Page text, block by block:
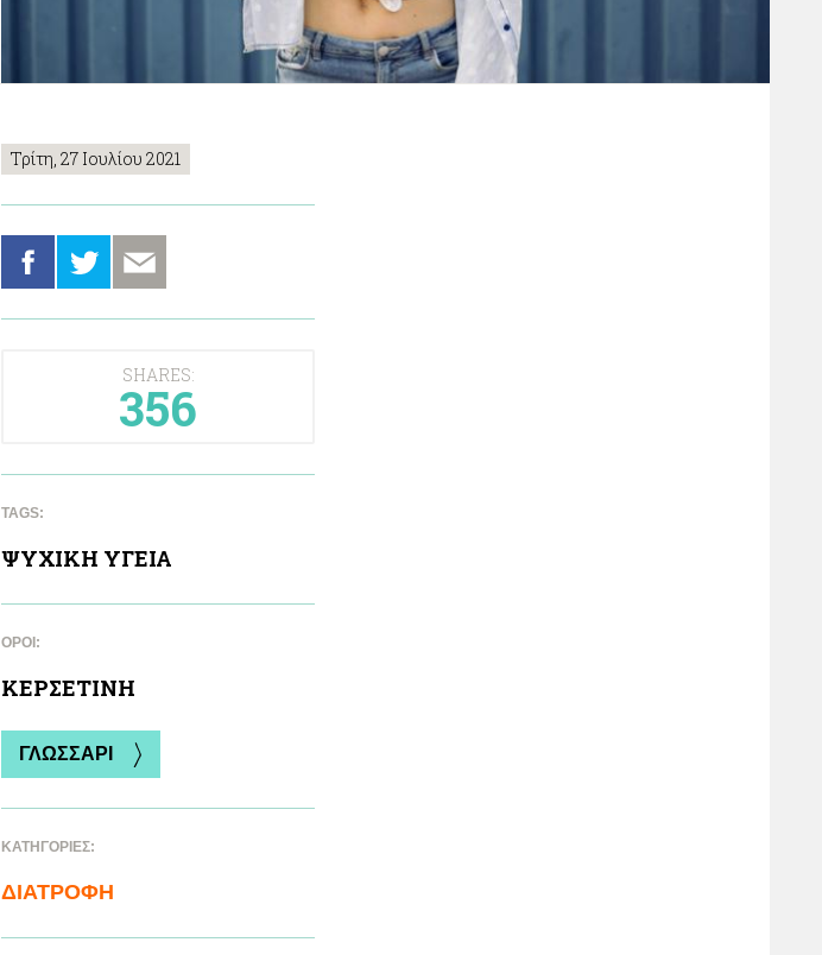
Τρίτη, 27 Ιουλίου 2021
SHARES:
356
TAGS:
ΨΥΧΙΚΗ ΥΓΕΙΑ
ΌΡΟΙ:
ΚΕΡΣΕΤΙΝΗ
ΓΛΩΣΣΑΡΙ
ΚΑΤΗΓΟΡΙΕΣ:
ΔΙΑΤΡΟΦΗ